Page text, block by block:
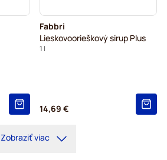
Fabbri
Lieskovoorieškový sirup Plus
1 l
14,69 €
Zobraziť viac